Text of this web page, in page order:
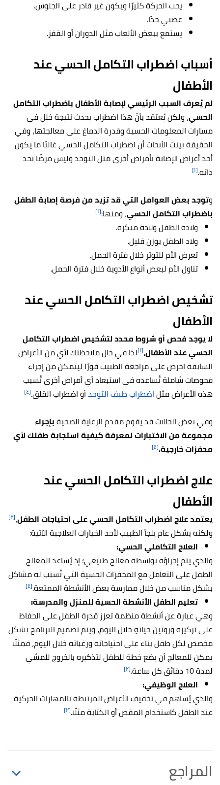
يحب الحركة كثيرًا ويكون غير قادر على الجلوس.
عصبي جدًا.
يستمع ببعض الألعاب مثل الدوران أو القفز.
أسباب اضطراب التكامل الحسي عند
الأطفال
لم يُعرف السبب الرئيسي لإصابة الأطفال باضطراب التكامل
الحسي، ولكن يُعتقد بأنّ هذا اضطراب يحدث نتيجة خلل في
مسارات المعلومات الحسية وقدرة الدماغ على معالجتها، وفي
الحقيقة بينت الأبحاث أن اضطراب التكامل الحسي غالبًا ما يكون
أحد أعراض الإصابة بأمراض أخرى مثل التوحد وليس مرضًا بحد
ذاته.[١]
وتوجد بعض العوامل التي قد تزيد من فرصة إصابة الطفل
باضطراب التكامل الحسي، ومنها:[١]
ولادة الطفل ولادة مبكرة.
ولاد الطفل بوزن قليل.
تعرض الأم للتوتر خلال فترة الحمل.
تناول الأم لبعض أنواع الأدوية خلال فترة الحمل.
تشخيص اضطراب التكامل الحسي عند
الأطفال
لا يوجد فحص أو شروط محدد لتشخيص اضطراب التكامل
الحسي عند الأطفال،[١] لذا في حال ملاحظتك لأي من الأعراض
السابقة احرص على مراجعة الطبيب فورًا ليتمكن من إجراء
فحوصات شاملة تُساعده في استبعاد أي أمراض أخرى تُسبب
هذه الأعراض مثلاضطراب طيف التوحدأو اضطراب القلق.[٤]
وفي بعض الحالات قد يقوم مقدم الرعاية الصحيةبإجراء
مجموعة من الاختبارات لمعرفة كيفية استجابة طفلك لأي
محفزات خارجية.[٤]
علاجاضطراب التكامل الحسي عند
الأطفال
يعتمد علاج اضطراب التكامل الحسي على احتياجات الطفل،[٢]
ولكنه بشكل عام يلجأ الطبيب لأحد الخيارات العلاجية الآتية:
العلاج التكاملي الحسي:
والذي يتم إجراؤه بواسطة معالج طبيعي؛ إذ يُساعد المعالج
الطفل على التعامل مع المحفزات الحسية التي تُسبب له مشاكل
بشكل مناسب من خلال ممارسة بعض الأنشطة الممتعة.[٤]
تعليم الطفل الأنشطة الحسية للمنزل والمدرسة:
وهي عبارة عن أنشطة منظمة تعزز قدرة الطفل على الحفاظ
على تركيزه وروتين حياتهِ خلال اليوم، ويتم تصميم البرنامج بشكل
مخصص لكل طفل بناء على احتياجاته ورغباته خلال اليوم، فمثلًا
يمكن للمعالج أن يضع خطة للطفل لتذكيره بالخروج للمشي
لمدة 10 دقائق كل ساعة.
[٢]
العلاج الوظيفي:
والذي يُساهم في تخفيف الأعراض المرتبطة بالمهارات الحركية
عند الطفل كاستخدام المقص أو الكتابة مثلًا.[٢]
المراجع